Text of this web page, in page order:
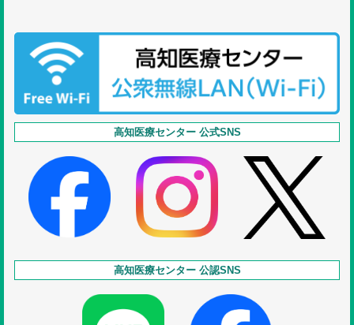
高知医療センター 公式SNS
高知医療センター 公認SNS